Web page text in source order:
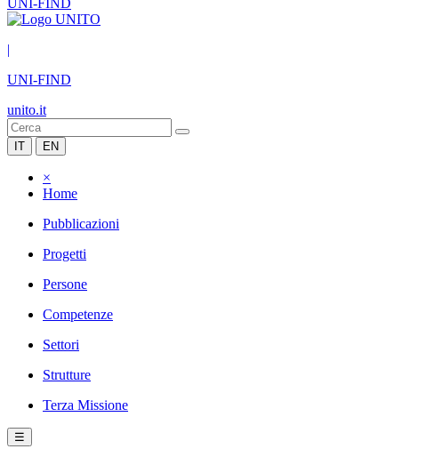
UNI-FIND
|
UNI-FIND
unito.it
IT EN
×
Home
Pubblicazioni
Progetti
Persone
Competenze
Settori
Strutture
Terza Missione
☰